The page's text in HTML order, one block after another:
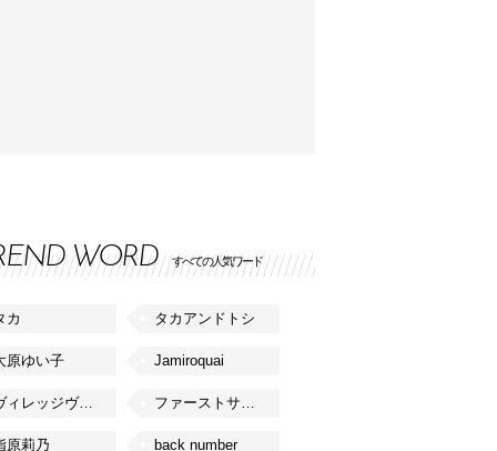
WORD すべての人気ワード
カ タカアンドトシ
原ゆい子 Jamiroquai
ヴィレッジヴァンガード ファーストサマーウイカ
原莉乃 back number